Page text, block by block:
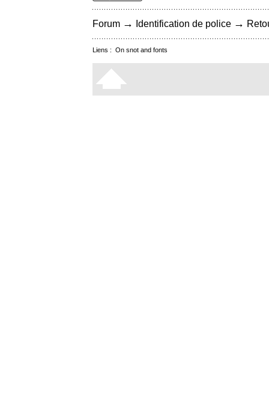
Forum → Identification de police →
Liens : On snot and fonts